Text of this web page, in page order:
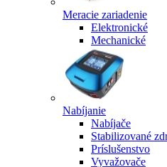
Meracie zariadenie
Elektronické
Mechanické
Nabíjanie
Nabíjače
Stabilizované
Príslušenstvo
Vyvažovače